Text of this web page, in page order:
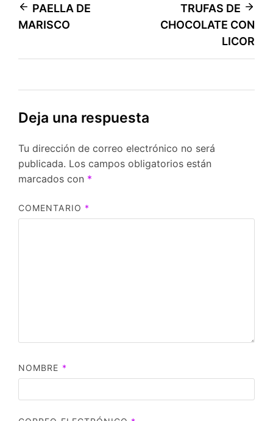
Navegación
de
entradas
PAELLA DE
MARISCO
TRUFAS DE
CHOCOLATE CON
LICOR
Deja una respuesta
Tu dirección de correo electrónico no será
publicada. Los campos obligatorios están
marcados con *
COMENTARIO *
NOMBRE *